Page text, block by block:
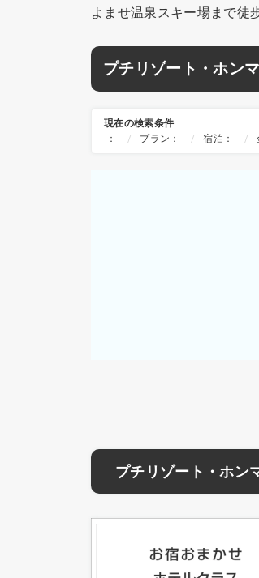
よませ温泉スキー場まで徒
プチリゾート・ホン
現在の検索条件
-：-
プラン：- 宿泊：-
プチリゾート・ホン